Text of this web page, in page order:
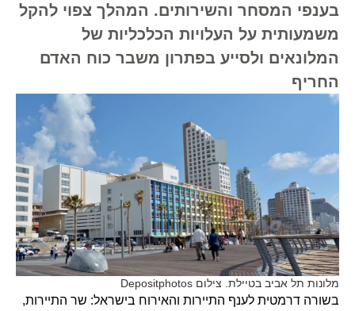
בענפי המסחר והשירותים. המהלך צפוי להקל
משמעותית על העלויות הכלכליות של
המלונאים ולסייע בפתרון משבר כוח האדם
החריף
מלונות תל אביב בטיילת. צילום Depositphotos
בשורה דרמטית לענף התיירות והאירוח בישראל: שר התיירות,